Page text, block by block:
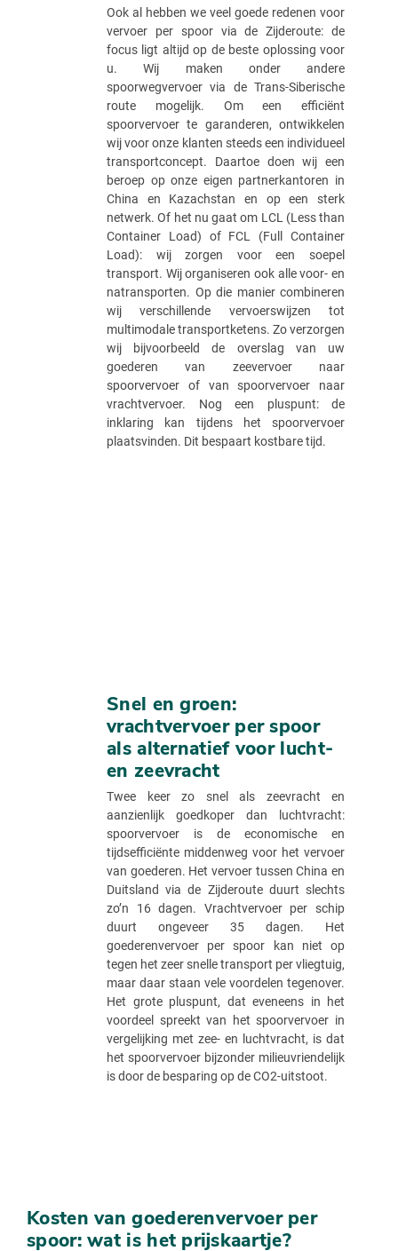
Ook al hebben we veel goede redenen voor
vervoer per spoor via de Zijderoute: de
focus ligt altijd op de beste oplossing voor
u. Wij maken onder andere
spoorwegvervoer via de Trans-Siberische
route mogelijk. Om een efficiënt
spoorvervoer te garanderen, ontwikkelen
wij voor onze klanten steeds een individueel
transportconcept. Daartoe doen wij een
beroep op onze eigen partnerkantoren in
China en Kazachstan en op een sterk
netwerk. Of het nu gaat om LCL (Less than
Container Load) of FCL (Full Container
Load): wij zorgen voor een soepel
transport. Wij organiseren ook alle voor- en
natransporten. Op die manier combineren
wij verschillende vervoerswijzen tot
multimodale transportketens. Zo verzorgen
wij bijvoorbeeld de overslag van uw
goederen van zeevervoer naar
spoorvervoer of van spoorvervoer naar
vrachtvervoer. Nog een pluspunt: de
inklaring kan tijdens het spoorvervoer
plaatsvinden. Dit bespaart kostbare tijd.
Snel en groen:
vrachtvervoer per spoor
als alternatief voor lucht-
en zeevracht
Twee keer zo snel als zeevracht en
aanzienlijk goedkoper dan luchtvracht:
spoorvervoer is de economische en
tijdsefficiënte middenweg voor het vervoer
van goederen. Het vervoer tussen China en
Duitsland via de Zijderoute duurt slechts
zo’n 16 dagen. Vrachtvervoer per schip
duurt ongeveer 35 dagen. Het
goederenvervoer per spoor kan niet op
tegen het zeer snelle transport per vliegtuig,
maar daar staan vele voordelen tegenover.
Het grote pluspunt, dat eveneens in het
voordeel spreekt van het spoorvervoer in
vergelijking met zee- en luchtvracht, is dat
het spoorvervoer bijzonder milieuvriendelijk
is door de besparing op de CO2-uitstoot.
Kosten van goederenvervoer per
spoor: wat is het prijskaartje?